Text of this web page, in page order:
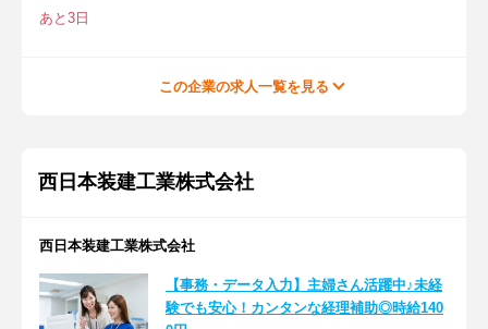
あと3日
この企業の求人一覧を見る
西日本装建工業株式会社
西日本装建工業株式会社
【事務・データ入力】主婦さん活躍中♪未経
験でも安心！カンタンな経理補助◎時給140